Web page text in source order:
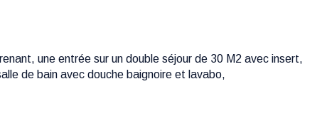
une entrée sur un double séjour de 30 M2 avec insert,
de bain avec douche baignoire et lavabo,